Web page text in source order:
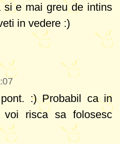
si e mai greu de intins
in vedere :)
:) Probabil ca in
risca sa folosesc